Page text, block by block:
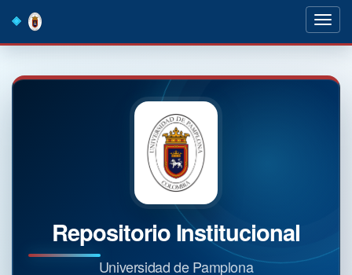
navigation
Repositorio Institucional
Universidad de Pamplona